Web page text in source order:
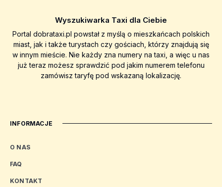
Wyszukiwarka Taxi dla Ciebie
Portal dobrataxi.pl powstał z myślą o mieszkańcach polskich
miast, jak i także turystach czy gościach, którzy znajdują się
w innym mieście. Nie każdy zna numery na taxi, a więc u nas
już teraz możesz sprawdzić pod jakim numerem telefonu
zamówisz taryfę pod wskazaną lokalizację.
INFORMACJE
O NAS
FAQ
KONTAKT